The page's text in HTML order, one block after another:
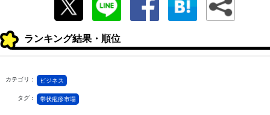
ランキング結果・順位
カテゴリ： ビジネス
タグ： 帯状疱疹市場